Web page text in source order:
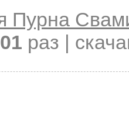
Пурна
раз |